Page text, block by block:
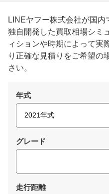
LINEヤフー株式会社が国
独自開発した買取相場シミ
ィションや時期によって実
り正確な見積りをご希望の
さい。
年式
グレード
走行距離